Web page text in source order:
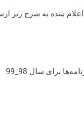
شده به شرح زیر
برای سال 98_99